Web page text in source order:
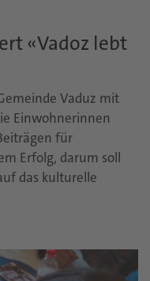
«Vadoz lebt
Vaduz mit
Einwohnerinnen
für
Erfolg, darum soll
das kulturelle